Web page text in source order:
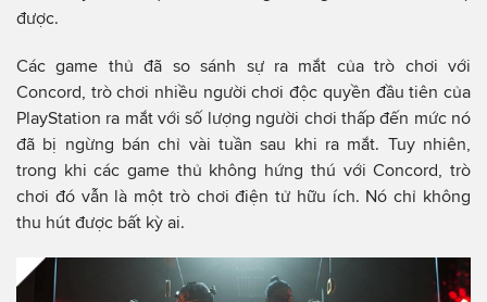
được.
Các game thủ đã so sánh sự ra mắt của trò chơi với
Concord, trò chơi nhiều người chơi độc quyền đầu tiên của
PlayStation ra mắt với số lượng người chơi thấp đến mức nó
đã bị ngừng bán chỉ vài tuần sau khi ra mắt. Tuy nhiên,
trong khi các game thủ không hứng thú với Concord, trò
chơi đó vẫn là một trò chơi điện tử hữu ích. Nó chỉ không
thu hút được bất kỳ ai.